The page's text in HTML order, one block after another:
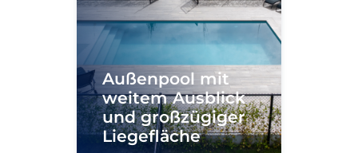
Außenpool mit
weitem Ausblick
und großzügiger
Liegefläche